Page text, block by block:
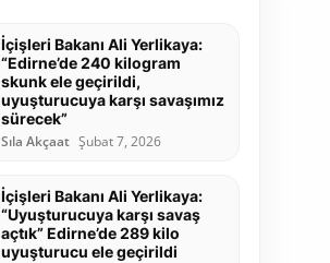
İçişleri Bakanı Ali Yerlikaya:
“Edirne’de 240 kilogram
skunk ele geçirildi,
uyuşturucuya karşı savaşımız
sürecek”
Sıla Akçaat Şubat 7, 2026
İçişleri Bakanı Ali Yerlikaya:
“Uyuşturucuya karşı savaş
açtık” Edirne’de 289 kilo
uyuşturucu ele geçirildi